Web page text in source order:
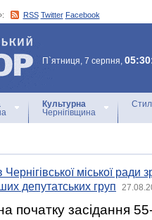
RSS Twitter Facebook
П`ятниця, 7 серпня,
Культурна
Чернігівщина
Чернігівської міської
депутатських груп
початку засідання 55-ї